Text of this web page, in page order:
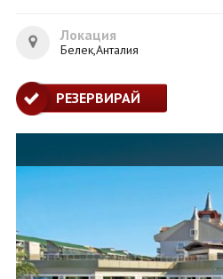
КРУИЗИ
ЕКСКУРЗИИ
0700 144 34
Локация
Белек,Анталия
РЕЗЕРВИРАЙ